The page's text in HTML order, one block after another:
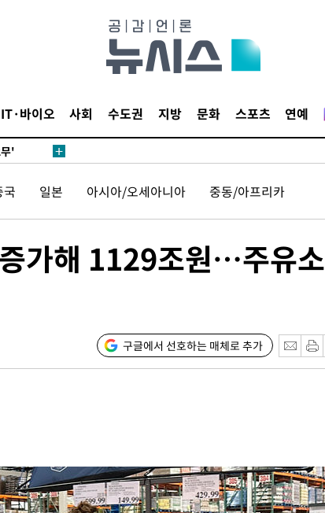
IT·바이오 사회 수도권 지방 문화 스포츠 연예
난지역
망지 못
선제 대
'
쳐
기소
개시
만개
4.1%로
과감히
아웃바
난지역
희망지 못
국 일본 아시아/오세아니아 중동/아프리카
가해 1129조원…주유소
구글에서 선호하는 매체로 추가